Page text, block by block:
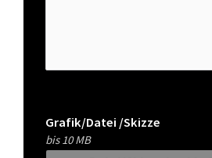
Grafik/Datei /Skizze
bis 10 MB